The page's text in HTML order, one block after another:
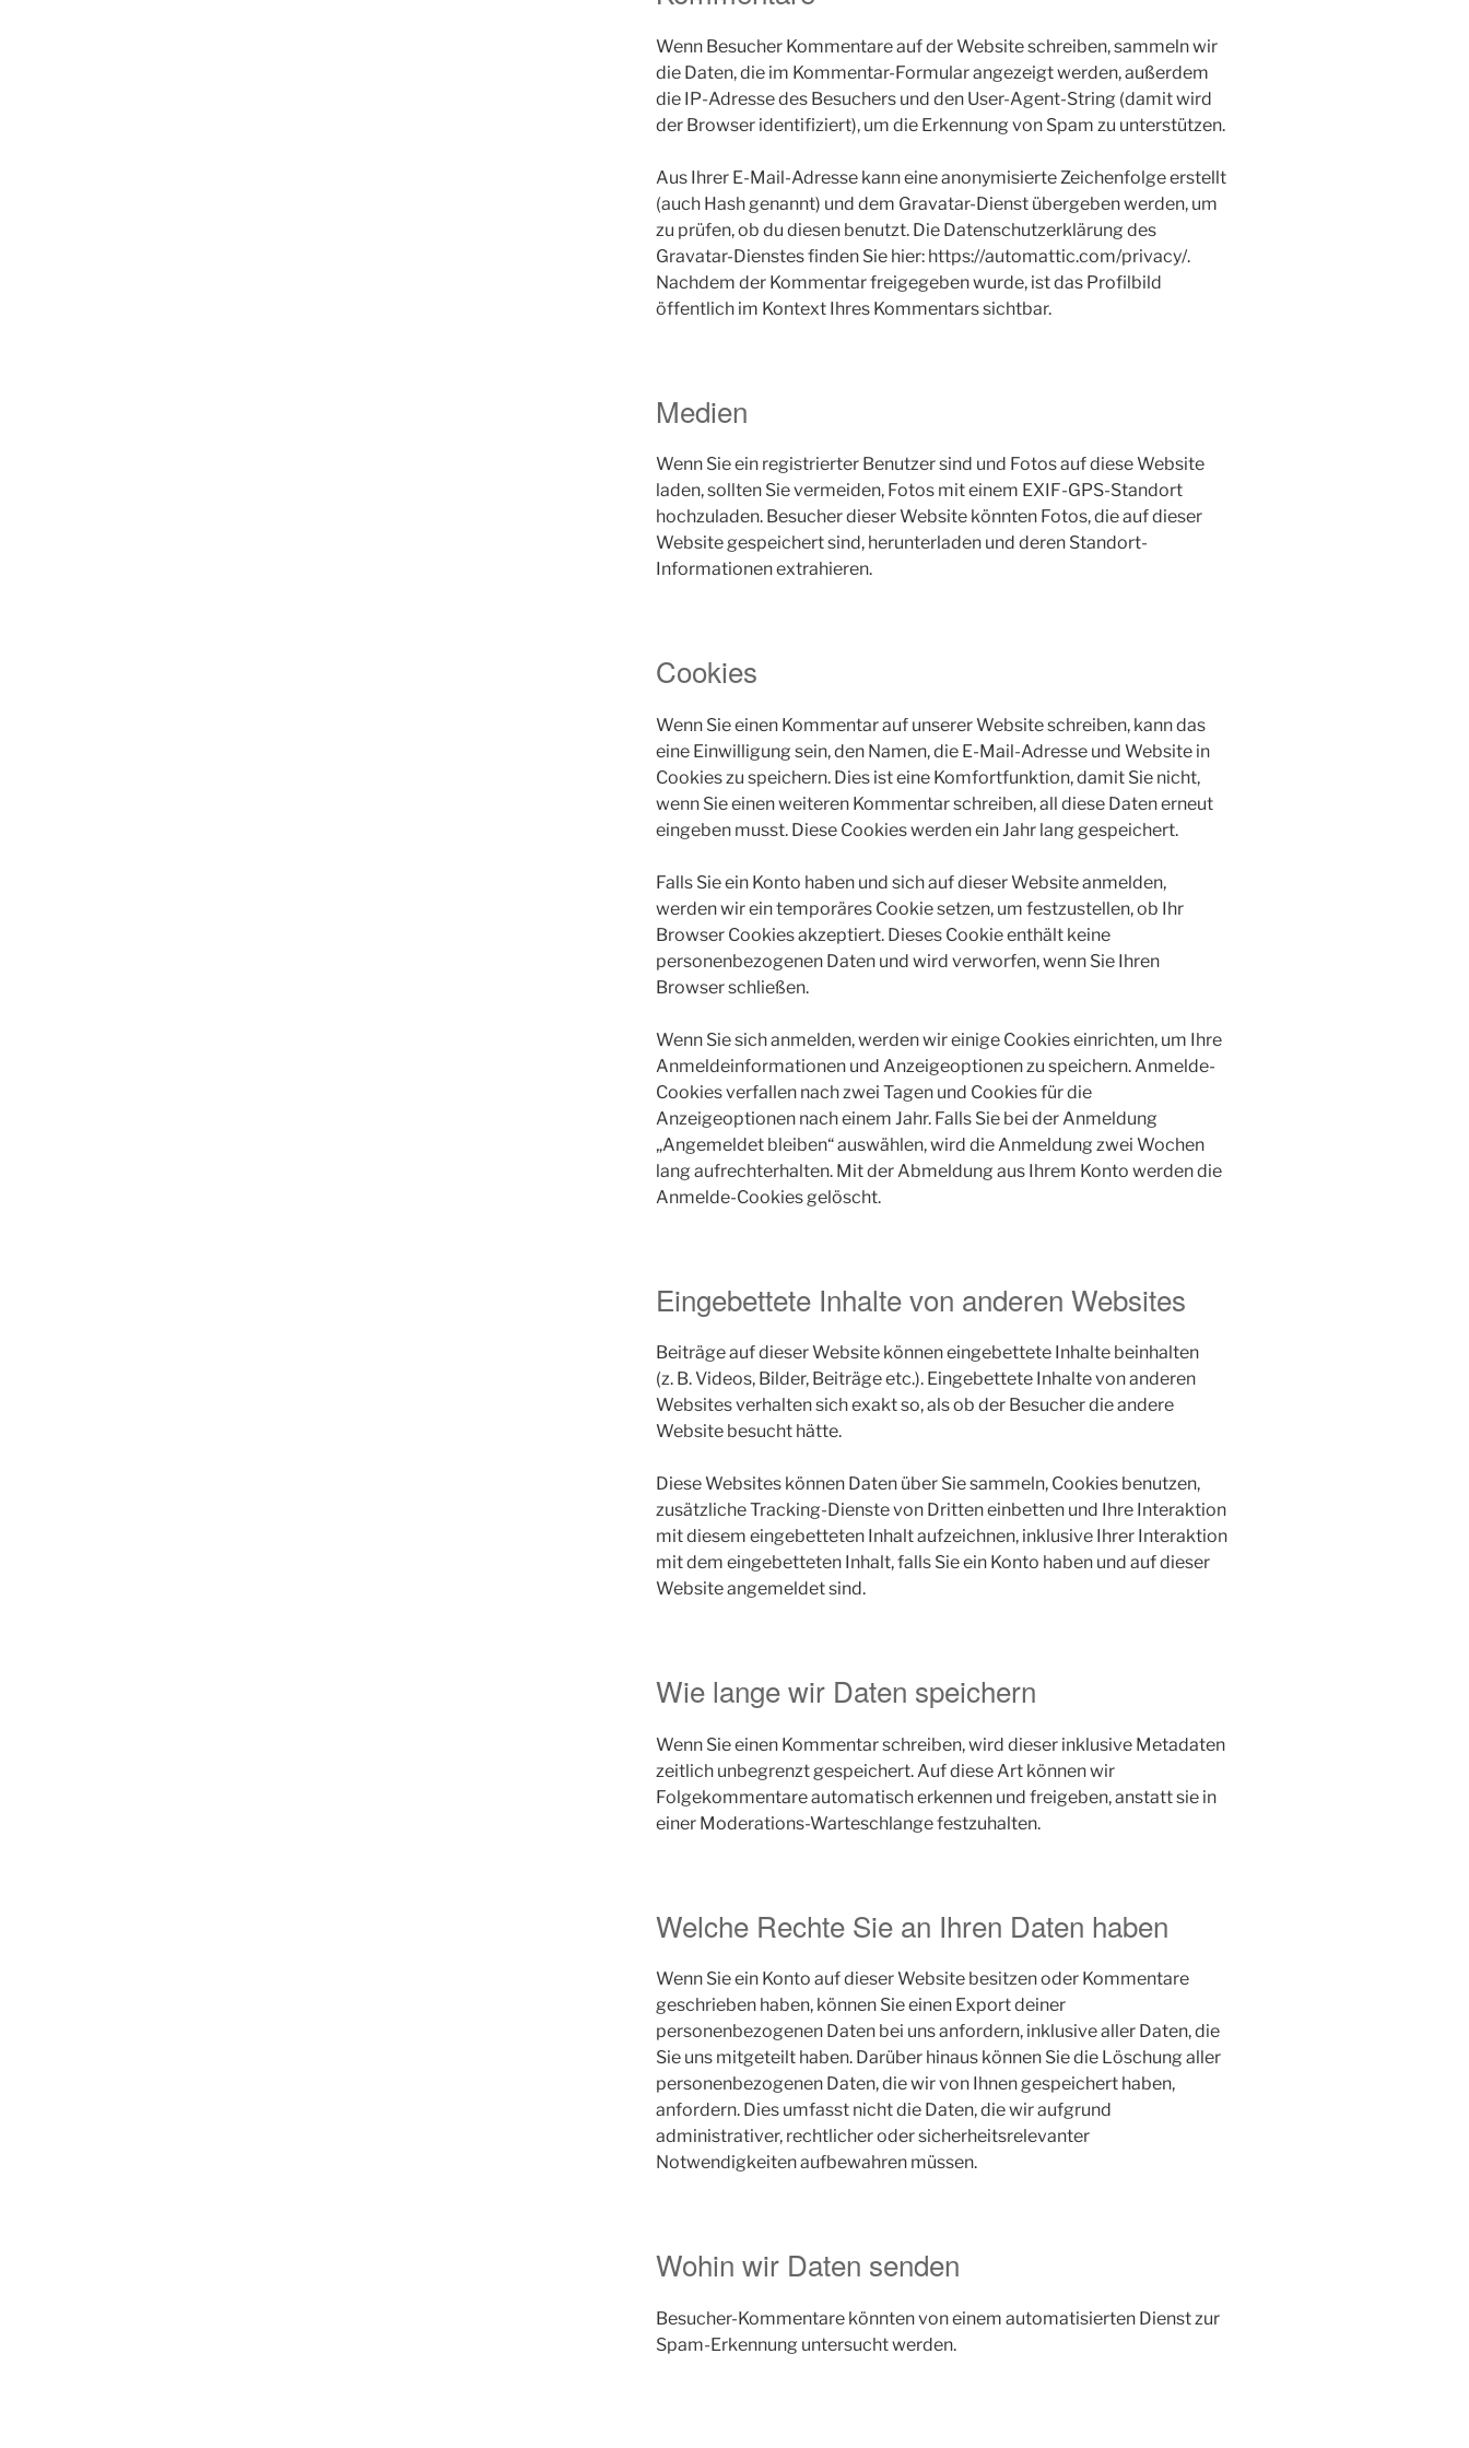
Wenn Besucher Kommentare auf der Website schreiben, sammeln wir
die Daten, die im Kommentar-Formular angezeigt werden, außerdem
die IP-Adresse des Besuchers und den User-Agent-String (damit wird
der Browser identifiziert), um die Erkennung von Spam zu unterstützen.
Aus Ihrer E-Mail-Adresse kann eine anonymisierte Zeichenfolge erstellt
(auch Hash genannt) und dem Gravatar-Dienst übergeben werden, um
zu prüfen, ob du diesen benutzt. Die Datenschutzerklärung des
Gravatar-Dienstes finden Sie hier: https://automattic.com/privacy/.
Nachdem der Kommentar freigegeben wurde, ist das Profilbild
öffentlich im Kontext Ihres Kommentars sichtbar.
Medien
Wenn Sie ein registrierter Benutzer sind und Fotos auf diese Website
laden, sollten Sie vermeiden, Fotos mit einem EXIF-GPS-Standort
hochzuladen. Besucher dieser Website könnten Fotos, die auf dieser
Website gespeichert sind, herunterladen und deren Standort-
Informationen extrahieren.
Cookies
Wenn Sie einen Kommentar auf unserer Website schreiben, kann das
eine Einwilligung sein, den Namen, die E-Mail-Adresse und Website in
Cookies zu speichern. Dies ist eine Komfortfunktion, damit Sie nicht,
wenn Sie einen weiteren Kommentar schreiben, all diese Daten erneut
eingeben musst. Diese Cookies werden ein Jahr lang gespeichert.
Falls Sie ein Konto haben und sich auf dieser Website anmelden,
werden wir ein temporäres Cookie setzen, um festzustellen, ob Ihr
Browser Cookies akzeptiert. Dieses Cookie enthält keine
personenbezogenen Daten und wird verworfen, wenn Sie Ihren
Browser schließen.
Wenn Sie sich anmelden, werden wir einige Cookies einrichten, um Ihre
Anmeldeinformationen und Anzeigeoptionen zu speichern. Anmelde-
Cookies verfallen nach zwei Tagen und Cookies für die
Anzeigeoptionen nach einem Jahr. Falls Sie bei der Anmeldung
„Angemeldet bleiben“ auswählen, wird die Anmeldung zwei Wochen
lang aufrechterhalten. Mit der Abmeldung aus Ihrem Konto werden die
Anmelde-Cookies gelöscht.
Eingebettete Inhalte von anderen Websites
Beiträge auf dieser Website können eingebettete Inhalte beinhalten
(z. B. Videos, Bilder, Beiträge etc.). Eingebettete Inhalte von anderen
Websites verhalten sich exakt so, als ob der Besucher die andere
Website besucht hätte.
Diese Websites können Daten über Sie sammeln, Cookies benutzen,
zusätzliche Tracking-Dienste von Dritten einbetten und Ihre Interaktion
mit diesem eingebetteten Inhalt aufzeichnen, inklusive Ihrer Interaktion
mit dem eingebetteten Inhalt, falls Sie ein Konto haben und auf dieser
Website angemeldet sind.
Wie lange wir Daten speichern
Wenn Sie einen Kommentar schreiben, wird dieser inklusive Metadaten
zeitlich unbegrenzt gespeichert. Auf diese Art können wir
Folgekommentare automatisch erkennen und freigeben, anstatt sie in
einer Moderations-Warteschlange festzuhalten.
Welche Rechte Sie an Ihren Daten haben
Wenn Sie ein Konto auf dieser Website besitzen oder Kommentare
geschrieben haben, können Sie einen Export deiner
personenbezogenen Daten bei uns anfordern, inklusive aller Daten, die
Sie uns mitgeteilt haben. Darüber hinaus können Sie die Löschung aller
personenbezogenen Daten, die wir von Ihnen gespeichert haben,
anfordern. Dies umfasst nicht die Daten, die wir aufgrund
administrativer, rechtlicher oder sicherheitsrelevanter
Notwendigkeiten aufbewahren müssen.
Wohin wir Daten senden
Besucher-Kommentare könnten von einem automatisierten Dienst zur
Spam-Erkennung untersucht werden.